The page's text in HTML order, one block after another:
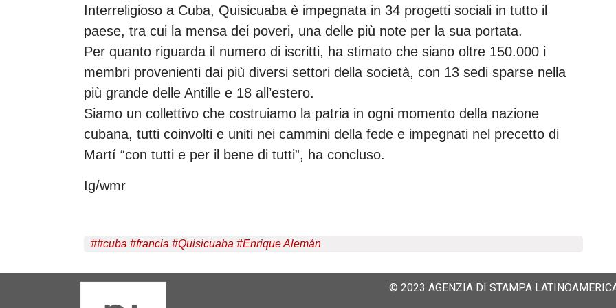
Interreligioso a Cuba, Quisicuaba è impegnata in 34 progetti sociali in tutto il
paese, tra cui la mensa dei poveri, una delle più note per la sua portata.
Per quanto riguarda il numero di iscritti, ha stimato che siano oltre 150.000 i
membri provenienti dai più diversi settori della società, con 13 sedi sparse nella
più grande delle Antille e 18 all’estero.
Siamo un collettivo che costruiamo la patria in ogni momento della nazione
cubana, tutti coinvolti e uniti nei cammini della fede e impegnati nel precetto di
Martí “con tutti e per il bene di tutti”, ha concluso.
Ig/wmr
##cuba #francia #Quisicuaba #Enrique Alemán
© 2023 AGENZIA DI STAMPA